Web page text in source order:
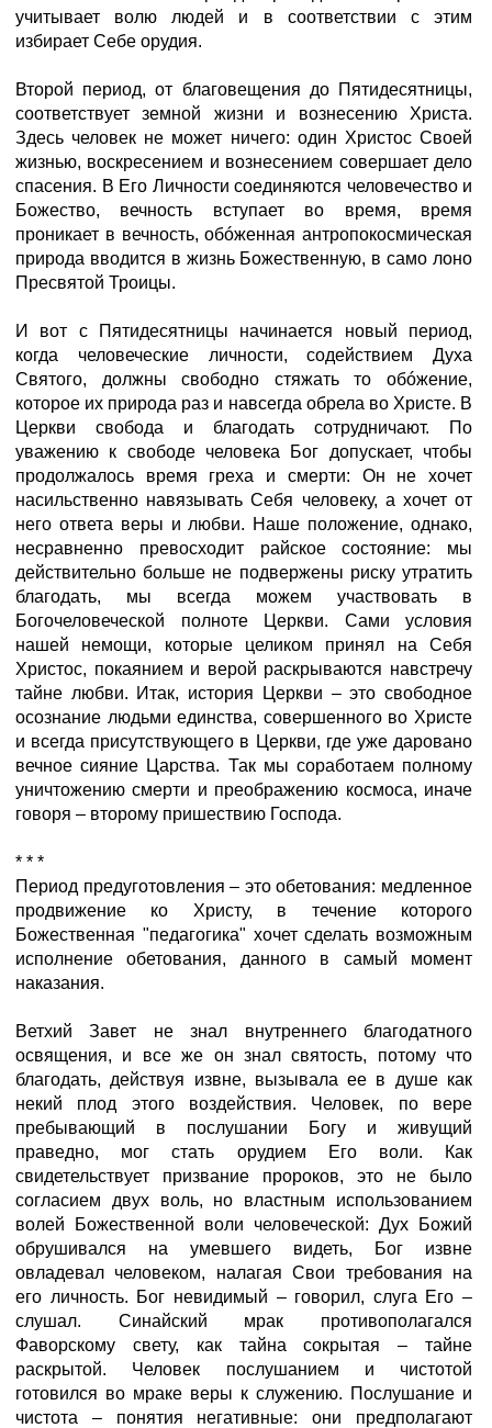
учитывает волю людей и в соответствии с этим
избирает Себе орудия.
Второй период, от благовещения до Пятидесятницы,
соответствует земной жизни и вознесению Христа.
Здесь человек не может ничего: один Христос Своей
жизнью, воскресением и вознесением совершает дело
спасения. В Его Личности соединяются человечество и
Божество, вечность вступает во время, время
проникает в вечность, обóженная антропокосмическая
природа вводится в жизнь Божественную, в само лоно
Пресвятой Троицы.
И вот с Пятидесятницы начинается новый период,
когда человеческие личности, содействием Духа
Святого, должны свободно стяжать то обóжение,
которое их природа раз и навсегда обрела во Христе. В
Церкви свобода и благодать сотрудничают. По
уважению к свободе человека Бог допускает, чтобы
продолжалось время греха и смерти: Он не хочет
насильственно навязывать Себя человеку, а хочет от
него ответа веры и любви. Наше положение, однако,
несравненно превосходит райское состояние: мы
действительно больше не подвержены риску утратить
благодать, мы всегда можем участвовать в
Богочеловеческой полноте Церкви. Сами условия
нашей немощи, которые целиком принял на Себя
Христос, покаянием и верой раскрываются навстречу
тайне любви. Итак, история Церкви – это свободное
осознание людьми единства, совершенного во Христе
и всегда присутствующего в Церкви, где уже даровано
вечное сияние Царства. Так мы соработаем полному
уничтожению смерти и преображению космоса, иначе
говоря – второму пришествию Господа.
* * *
Период предуготовления – это обетования: медленное
продвижение ко Христу, в течение которого
Божественная "педагогика" хочет сделать возможным
исполнение обетования, данного в самый момент
наказания.
Ветхий Завет не знал внутреннего благодатного
освящения, и все же он знал святость, потому что
благодать, действуя извне, вызывала ее в душе как
некий плод этого воздействия. Человек, по вере
пребывающий в послушании Богу и живущий
праведно, мог стать орудием Его воли. Как
свидетельствует призвание пророков, это не было
согласием двух воль, но властным использованием
волей Божественной воли человеческой: Дух Божий
обрушивался на умевшего видеть, Бог извне
овладевал человеком, налагая Свои требования на
его личность. Бог невидимый – говорил, слуга Его –
слушал. Синайский мрак противополагался
Фаворскому свету, как тайна сокрытая – тайне
раскрытой. Человек послушанием и чистотой
готовился во мраке веры к служению. Послушание и
чистота – понятия негативные: они предполагают